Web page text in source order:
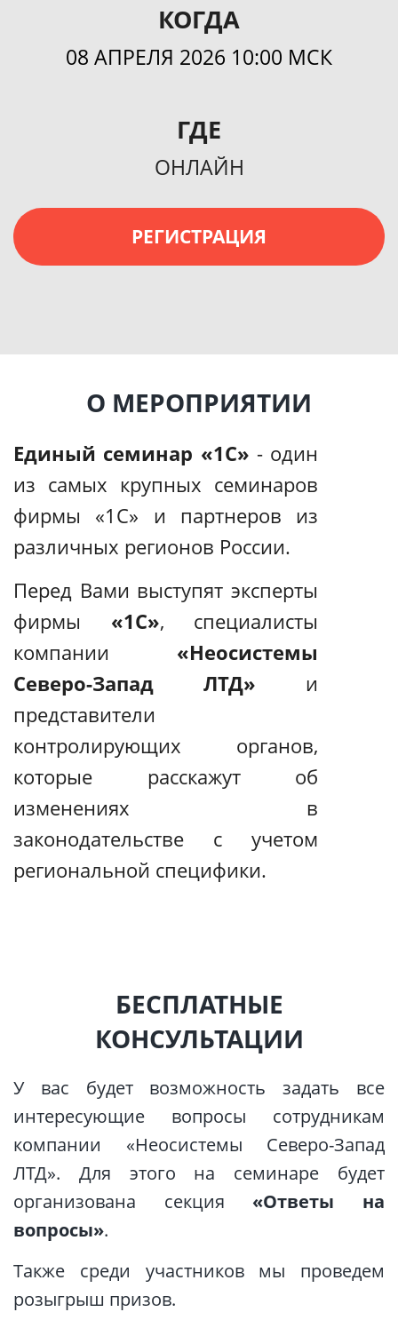
КОГДА
08 АПРЕЛЯ 2026 10:00 МСК
ГДЕ
ОНЛАЙН
РЕГИСТРАЦИЯ
О МЕРОПРИЯТИИ
Единый семинар «1С» - один
из самых крупных семинаров
фирмы «1С» и партнеров из
различных регионов России.
Перед Вами выступят эксперты
фирмы «1С», специалисты
компании «Неосистемы
Северо-Запад ЛТД» и
представители
контролирующих органов,
которые расскажут об
изменениях в
законодательстве с учетом
региональной специфики.
БЕСПЛАТНЫЕ
КОНСУЛЬТАЦИИ
У вас будет возможность задать все
интересующие вопросы сотрудникам
компании «Неосистемы Северо-Запад
ЛТД». Для этого на семинаре будет
организована секция «Ответы на
вопросы».
Также среди участников мы проведем
розыгрыш призов.